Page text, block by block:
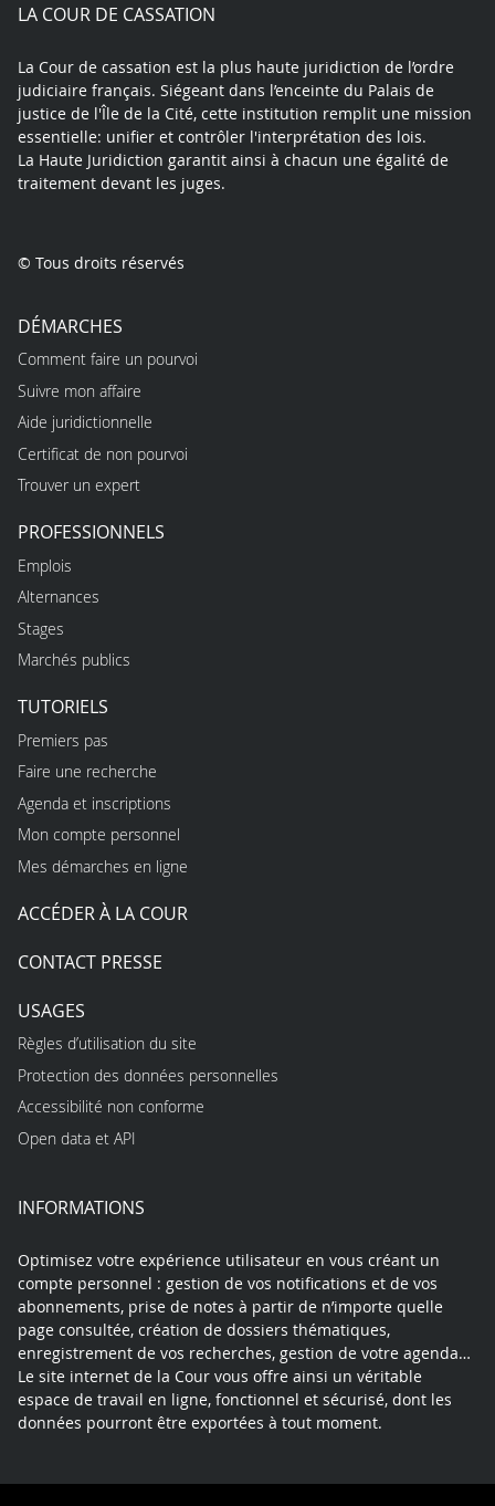
LA COUR DE CASSATION
La Cour de cassation est la plus haute juridiction de l’ordre
judiciaire français. Siégeant dans l’enceinte du Palais de
justice de l'Île de la Cité, cette institution remplit une mission
essentielle: unifier et contrôler l'interprétation des lois.
La Haute Juridiction garantit ainsi à chacun une égalité de
traitement devant les juges.
© Tous droits réservés
DÉMARCHES
Comment faire un pourvoi
Suivre mon affaire
Aide juridictionnelle
Certificat de non pourvoi
Trouver un expert
PROFESSIONNELS
Emplois
Alternances
Stages
Marchés publics
TUTORIELS
Premiers pas
Faire une recherche
Agenda et inscriptions
Mon compte personnel
Mes démarches en ligne
ACCÉDER À LA COUR
CONTACT PRESSE
USAGES
Règles d’utilisation du site
Protection des données personnelles
Accessibilité non conforme
Open data et API
INFORMATIONS
Optimisez votre expérience utilisateur en vous créant un
compte personnel : gestion de vos notifications et de vos
abonnements, prise de notes à partir de n’importe quelle
page consultée, création de dossiers thématiques,
enregistrement de vos recherches, gestion de votre agenda…
Le site internet de la Cour vous offre ainsi un véritable
espace de travail en ligne, fonctionnel et sécurisé, dont les
données pourront être exportées à tout moment.